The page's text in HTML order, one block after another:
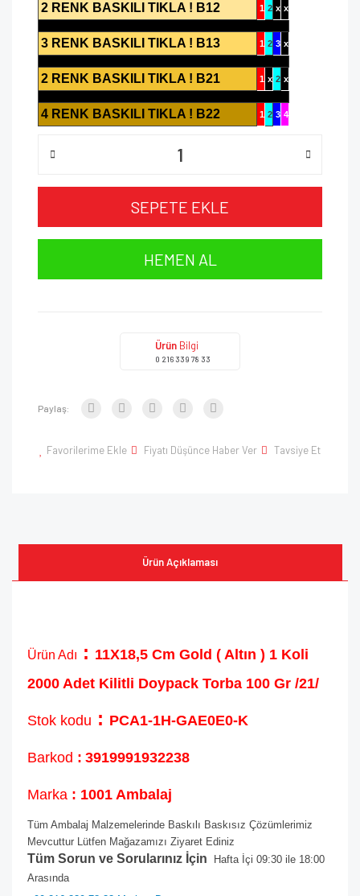
2 RENK BASKILI TIKLA ! B12 1 2 x x
3 RENK BASKILI TIKLA ! B13 1 2 3 x
2 RENK BASKILI TIKLA ! B21 1 x 2 x
4 RENK BASKILI TIKLA ! B22 1 2 3 4
SEPETE EKLE
HEMEN AL
Ürün Bilgi
0 216 339 78 33
Paylaş:
Favorilerime Ekle Fiyatı Düşünce Haber Ver Tavsiye Et
Ürün Açıklaması
Ürün Adı : 11X18,5 Cm Gold ( Altın ) 1 Koli
2000 Adet Kilitli Doypack Torba 100 Gr /21/
Stok kodu : PCA1-1H-GAE0E0-K
Barkod : 3919991932238
Marka : 1001 Ambalaj
Tüm Ambalaj Malzemelerinde Baskılı Baskısız Çözümlerimiz
Mevcuttur Lütfen Mağazamızı Ziyaret Ediniz
Tüm Sorun ve Sorularınız İçin Hafta İçi 09:30 ile 18:00
Arasında